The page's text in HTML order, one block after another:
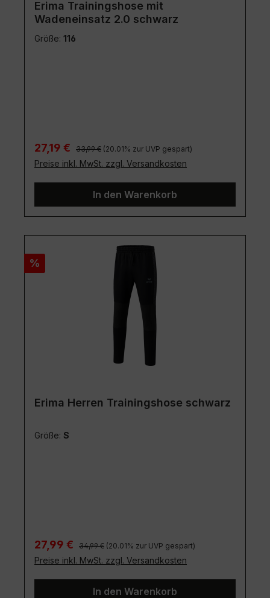
Erima Trainingshose mit
Wadeneinsatz 2.0 schwarz
Größe: 116
Verkaufspreis:
27,19 € Regulärer Preis:
33,99 € (20.01% zur UVP gespart)
Preise inkl. MwSt. zzgl. Versandkosten
In den Warenkorb
Rabatt
%
Erima Herren Trainingshose schwarz
Größe: S
Verkaufspreis:
27,99 € Regulärer Preis:
34,99 € (20.01% zur UVP gespart)
Preise inkl. MwSt. zzgl. Versandkosten
In den Warenkorb